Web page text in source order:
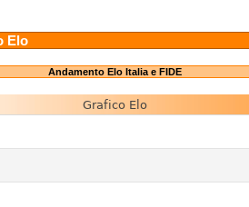
Elo
Andamento Elo Italia e FIDE